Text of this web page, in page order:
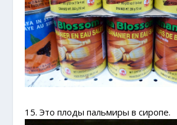
15. Это плоды пальмиры в сиропе.